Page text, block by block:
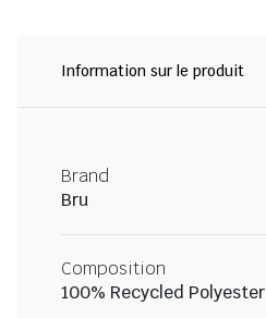
Information sur le produit
Brand
Bru
Composition
100% Recycled Polyester